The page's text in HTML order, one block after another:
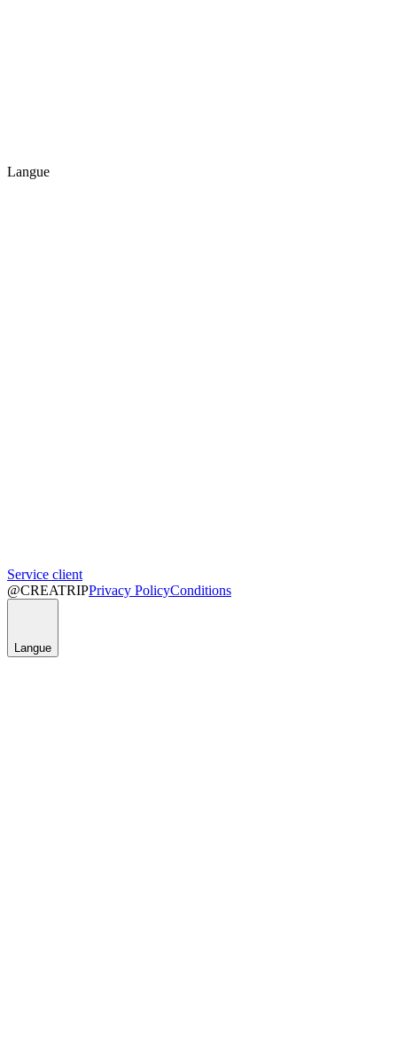
Langue
Service client
@CREATRIPPrivacy PolicyConditions
Langue